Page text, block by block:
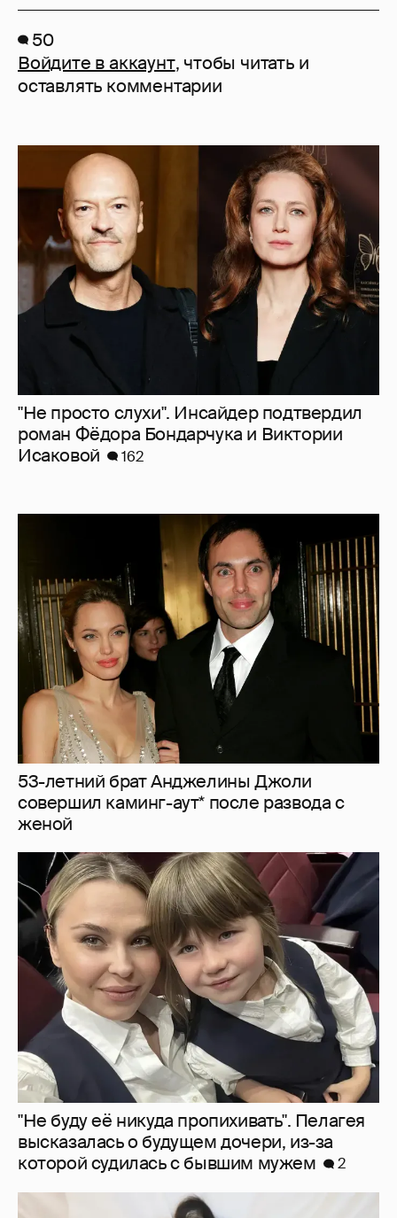
50
Войдите в аккаунт, чтобы читать и
оставлять комментарии
"Не просто слухи". Инсайдер подтвердил
роман Фёдора Бондарчука и Виктории
Исаковой
162
53-летний брат Анджелины Джоли
совершил каминг-аут* после развода с
женой
"Не буду её никуда пропихивать". Пелагея
высказалась о будущем дочери, из-за
которой судилась с бывшим мужем
2